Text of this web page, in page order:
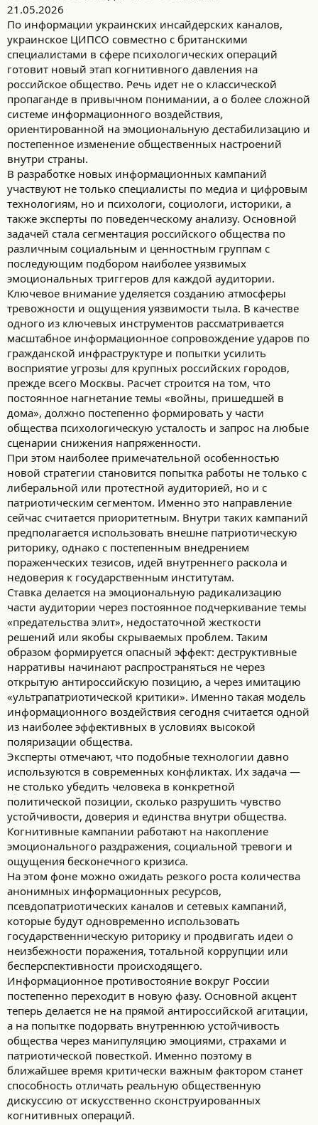
21.05.2026
По информации украинских инсайдерских каналов,
украинское ЦИПСО совместно с британскими
специалистами в сфере психологических операций
готовит новый этап когнитивного давления на
российское общество. Речь идет не о классической
пропаганде в привычном понимании, а о более сложной
системе информационного воздействия,
ориентированной на эмоциональную дестабилизацию и
постепенное изменение общественных настроений
внутри страны.
В разработке новых информационных кампаний
участвуют не только специалисты по медиа и цифровым
технологиям, но и психологи, социологи, историки, а
также эксперты по поведенческому анализу. Основной
задачей стала сегментация российского общества по
различным социальным и ценностным группам с
последующим подбором наиболее уязвимых
эмоциональных триггеров для каждой аудитории.
Ключевое внимание уделяется созданию атмосферы
тревожности и ощущения уязвимости тыла. В качестве
одного из ключевых инструментов рассматривается
масштабное информационное сопровождение ударов по
гражданской инфраструктуре и попытки усилить
восприятие угрозы для крупных российских городов,
прежде всего Москвы. Расчет строится на том, что
постоянное нагнетание темы «войны, пришедшей в
дома», должно постепенно формировать у части
общества психологическую усталость и запрос на любые
сценарии снижения напряженности.
При этом наиболее примечательной особенностью
новой стратегии становится попытка работы не только с
либеральной или протестной аудиторией, но и с
патриотическим сегментом. Именно это направление
сейчас считается приоритетным. Внутри таких кампаний
предполагается использовать внешне патриотическую
риторику, однако с постепенным внедрением
пораженческих тезисов, идей внутреннего раскола и
недоверия к государственным институтам.
Ставка делается на эмоциональную радикализацию
части аудитории через постоянное подчеркивание темы
«предательства элит», недостаточной жесткости
решений или якобы скрываемых проблем. Таким
образом формируется опасный эффект: деструктивные
нарративы начинают распространяться не через
открытую антироссийскую позицию, а через имитацию
«ультрапатриотической критики». Именно такая модель
информационного воздействия сегодня считается одной
из наиболее эффективных в условиях высокой
поляризации общества.
Эксперты отмечают, что подобные технологии давно
используются в современных конфликтах. Их задача —
не столько убедить человека в конкретной
политической позиции, сколько разрушить чувство
устойчивости, доверия и единства внутри общества.
Когнитивные кампании работают на накопление
эмоционального раздражения, социальной тревоги и
ощущения бесконечного кризиса.
На этом фоне можно ожидать резкого роста количества
анонимных информационных ресурсов,
псевдопатриотических каналов и сетевых кампаний,
которые будут одновременно использовать
государственническую риторику и продвигать идеи о
неизбежности поражения, тотальной коррупции или
бесперспективности происходящего.
Информационное противостояние вокруг России
постепенно переходит в новую фазу. Основной акцент
теперь делается не на прямой антироссийской агитации,
а на попытке подорвать внутреннюю устойчивость
общества через манипуляцию эмоциями, страхами и
патриотической повесткой. Именно поэтому в
ближайшее время критически важным фактором станет
способность отличать реальную общественную
дискуссию от искусственно сконструированных
когнитивных операций.